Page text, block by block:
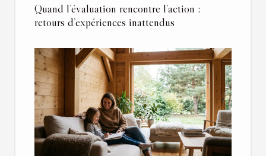
Quand l’évaluation rencontre l’action :
retours d’expériences inattendus